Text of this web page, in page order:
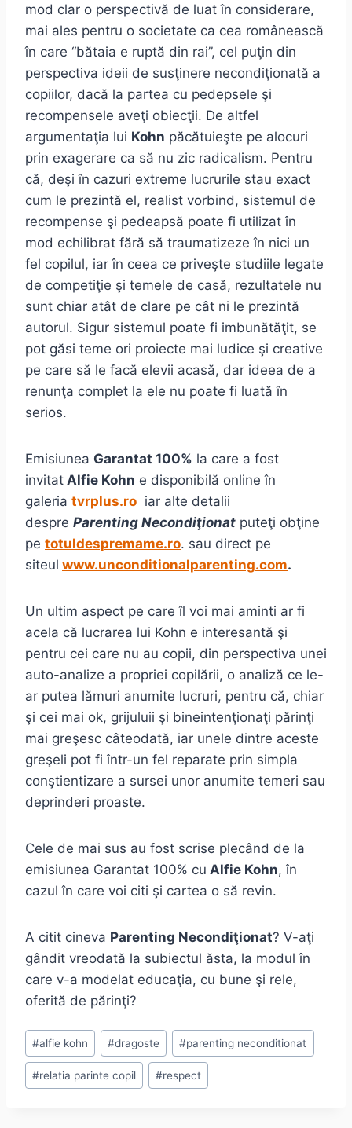
mod clar o perspectivă de luat în considerare,
mai ales pentru o societate ca cea românească
în care “bătaia e ruptă din rai”, cel puţin din
perspectiva ideii de susţinere necondiţionată a
copiilor, dacă la partea cu pedepsele şi
recompensele aveţi obiecţii. De altfel
argumentaţia lui Kohn păcătuieşte pe alocuri
prin exagerare ca să nu zic radicalism. Pentru
că, deşi în cazuri extreme lucrurile stau exact
cum le prezintă el, realist vorbind, sistemul de
recompense şi pedeapsă poate fi utilizat în
mod echilibrat fără să traumatizeze în nici un
fel copilul, iar în ceea ce priveşte studiile legate
de competiţie şi temele de casă, rezultatele nu
sunt chiar atât de clare pe cât ni le prezintă
autorul. Sigur sistemul poate fi imbunătăţit, se
pot găsi teme ori proiecte mai ludice şi creative
pe care să le facă elevii acasă, dar ideea de a
renunţa complet la ele nu poate fi luată în
serios.
Emisiunea Garantat 100% la care a fost
invitat Alfie Kohn e disponibilă online în
galeria tvrplus.ro iar alte detalii
despre Parenting Necondiţionat puteţi obţine
pe totuldespremame.ro. sau direct pe
siteul www.unconditionalparenting.com.
Un ultim aspect pe care îl voi mai aminti ar fi
acela că lucrarea lui Kohn e interesantă şi
pentru cei care nu au copii, din perspectiva unei
auto-analize a propriei copilării, o analiză ce le-
ar putea lămuri anumite lucruri, pentru că, chiar
şi cei mai ok, grijuluii şi bineintenţionaţi părinţi
mai greşesc câteodată, iar unele dintre aceste
greşeli pot fi într-un fel reparate prin simpla
conştientizare a sursei unor anumite temeri sau
deprinderi proaste.
Cele de mai sus au fost scrise plecând de la
emisiunea Garantat 100% cu Alfie Kohn, în
cazul în care voi citi şi cartea o să revin.
A citit cineva Parenting Necondiţionat? V-aţi
gândit vreodată la subiectul ăsta, la modul în
care v-a modelat educaţia, cu bune şi rele,
oferită de părinţi?
Post
Tags:
#alfie kohn #dragoste #parenting neconditionat
#relatia parinte copil #respect